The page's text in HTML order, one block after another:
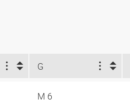
G
M 6